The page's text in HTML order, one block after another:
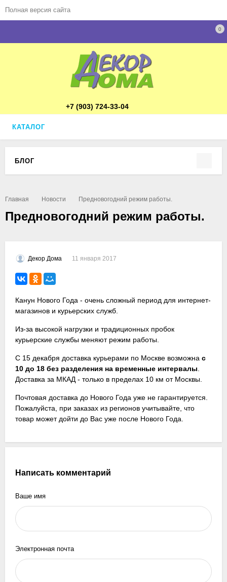
Полная версия сайта
0
+7 (903) 724-33-04
КАТАЛОГ
Главная Новости Предновогодний режим работы.
Предновогодний режим работы.
Декор Дома 11 января 2017
Канун Нового Года - очень сложный период для интернет-
магазинов и курьерских служб.
Из-за высокой нагрузки и традиционных пробок
курьерские службы меняют режим работы.
С 15 декабря доставка курьерами по Москве возможна с
10 до 18 без разделения на временные интервалы.
Доставка за МКАД - только в пределах 10 км от Москвы.
Почтовая доставка до Нового Года уже не гарантируется.
Пожалуйста, при заказах из регионов учитывайте, что
товар может дойти до Вас уже после Нового Года.
Написать комментарий
Ваше имя
Электронная почта
БЛОГ